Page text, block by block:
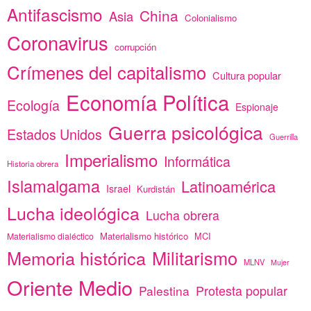
Antifascismo Asia China Colonialismo
Coronavirus corrupción
Crímenes del capitalismo Cultura popular
Ecología Economía Política Espionaje
Estados Unidos Guerra psicológica Guerrilla
Historia obrera Imperialismo Informática
Islamalgama Israel Kurdistán Latinoamérica
Lucha ideológica Lucha obrera
Materialismo dialéctico Materialismo histórico MCI
Memoria histórica Militarismo MLNV Mujer
Oriente Medio Palestina Protesta popular